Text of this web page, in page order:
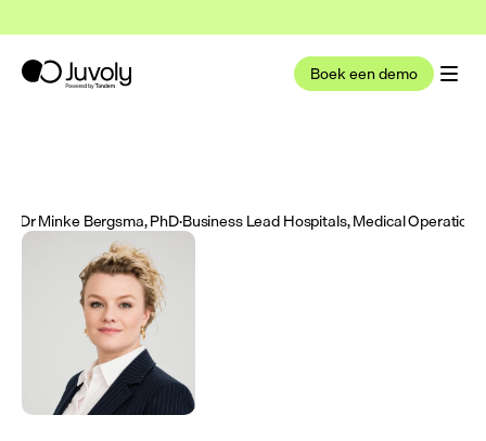
Boek een demo
Dr Minke Bergsma, PhD·Business Lead Hospitals, Medical Operations